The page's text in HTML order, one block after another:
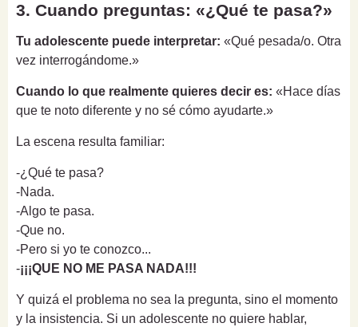
3. Cuando preguntas: «¿Qué te pasa?»
Tu adolescente puede interpretar: «Qué pesada/o. Otra
vez interrogándome.»
Cuando lo que realmente quieres decir es: «Hace días
que te noto diferente y no sé cómo ayudarte.»
La escena resulta familiar:
-¿Qué te pasa?
-Nada.
-Algo te pasa.
-Que no.
-Pero si yo te conozco...
-¡¡¡QUE NO ME PASA NADA!!!
Y quizá el problema no sea la pregunta, sino el momento
y la insistencia. Si un adolescente no quiere hablar,